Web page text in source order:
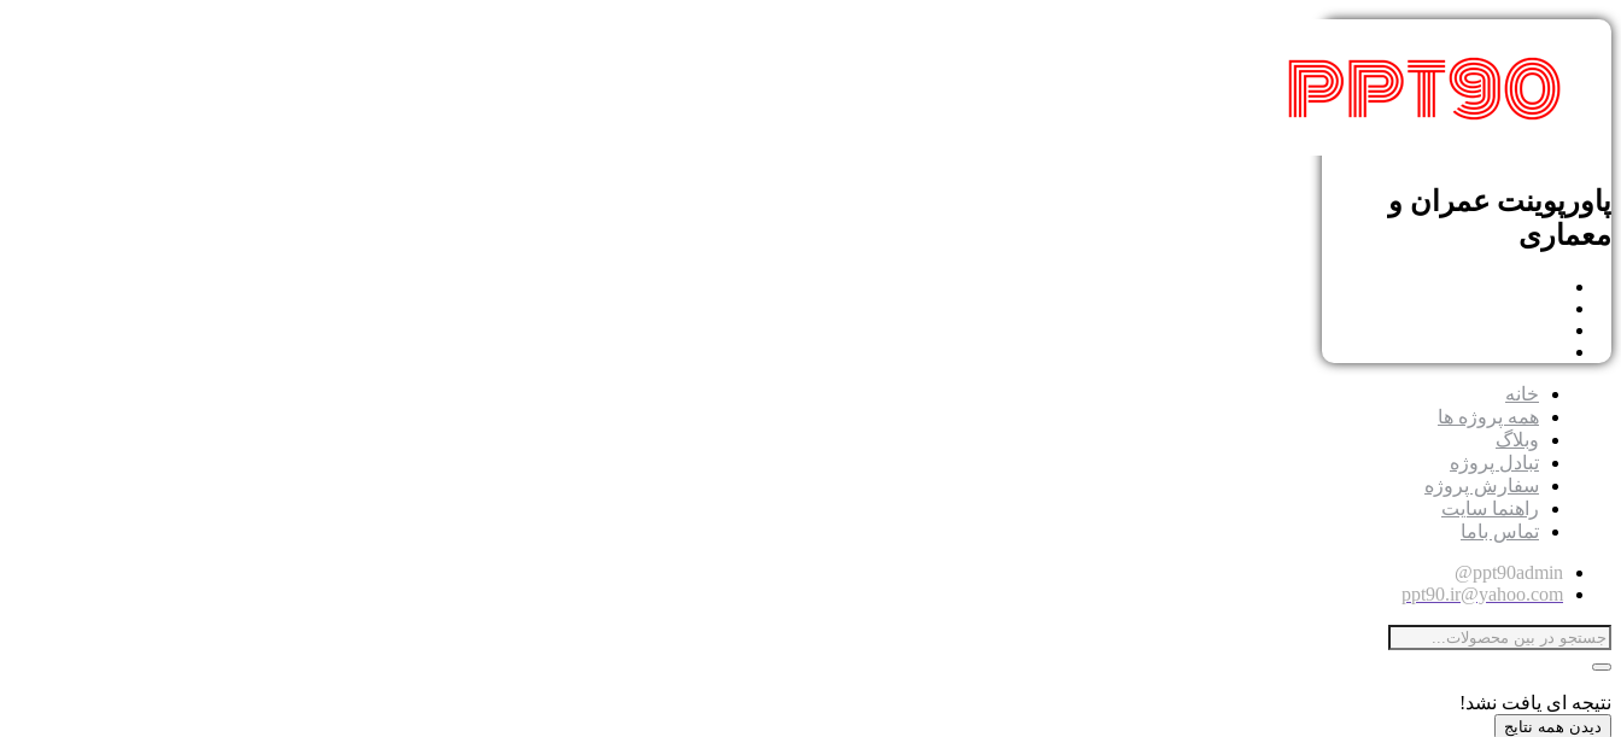
پاورپوینت عمران و
معماری
خانه
همه پروژه ها
وبلاگ
تبادل پروژه
سفارش پروژه
راهنما سایت
تماس باما
ppt90admin@
ppt90.ir@yahoo.com
نتیجه ای یافت نشد!
دیدن همه نتایج